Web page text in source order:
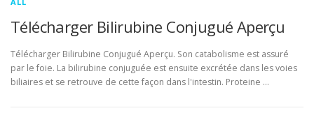
Télécharger Bilirubine Conjugué Aperçu
Télécharger Bilirubine Conjugué Aperçu. Son catabolisme est assuré
par le foie. La bilirubine conjuguée est ensuite excrétée dans les voies
biliaires et se retrouve de cette façon dans l'intestin. Proteine …